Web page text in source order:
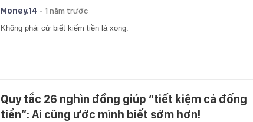
Money.14 - 1 năm trước
Không phải cứ biết kiếm tiền là xong.
Quy tắc 26 nghìn đồng giúp “tiết kiệm cả đống
tiền”: Ai cũng ước mình biết sớm hơn!